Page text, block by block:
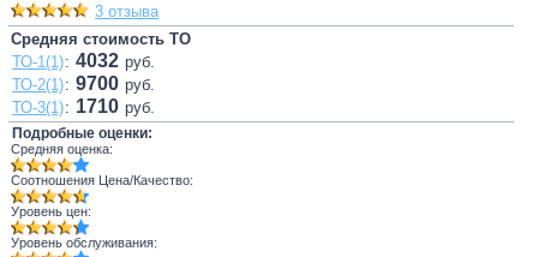
3 отзыва
Средняя стоимость ТО
ТО-1(1): 4032 руб.
ТО-2(1): 9700 руб.
ТО-3(1): 1710 руб.
Подробные оценки:
Средняя оценка:
Соотношения Цена/Качество:
Уровень цен:
Уровень обслуживания: